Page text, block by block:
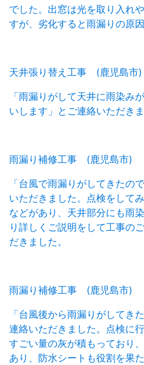
でした。出窓は光を取り入れ
すが、劣化すると雨漏りの原
天井張り替え工事 (鹿児島市)
「雨漏りがして天井に雨染み
いします」とご連絡いただきま
雨漏り補修工事 (鹿児島市)
「台風で雨漏りがしてきたの
いただきました。点検をして
などがあり、天井部分にも雨
り詳しくご説明をして工事の
だきました。
雨漏り補修工事 (鹿児島市)
「台風後から雨漏りがしてき
連絡いただきました。点検に
すごい量の灰が積もっており
あり、防水シートも役割を果